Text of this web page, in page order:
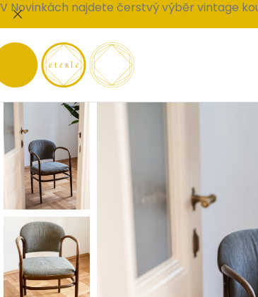
V Novinkách najdete čerstvý výběr vintage